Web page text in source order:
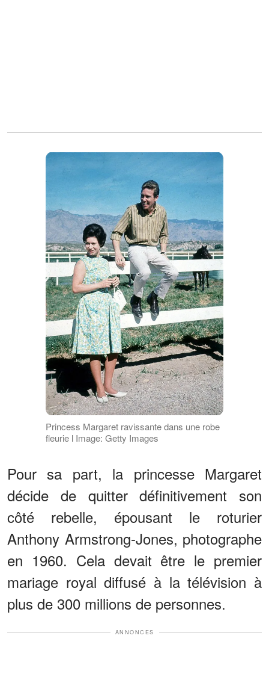
Princess Margaret ravissante dans une robe
fleurie l Image: Getty Images
Pour sa part, la princesse Margaret
décide de quitter définitivement son
côté rebelle, épousant le roturier
Anthony Armstrong-Jones, photographe
en 1960. Cela devait être le premier
mariage royal diffusé à la télévision à
plus de 300 millions de personnes.
ANNONCES